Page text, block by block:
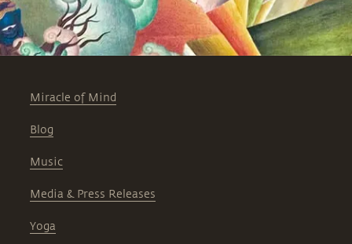
Miracle of Mind
Blog
Music
Media & Press Releases
Yoga